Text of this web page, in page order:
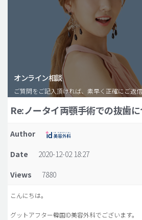
脂肪注入(アンチエイジング)
豊胸手術・バストアップ
プチ整形
idリアルストーリー
idニュース
病院紹介
安全整形
オンライン相談
ご質問をご記入頂ければ、素早く正確にご返信
Re:ノータイ両顎手術での抜歯に
Author
Date
2020-12-02 18:27
Views
7880
こんにちは。
グットアフター韓国ID美容外科でございます。